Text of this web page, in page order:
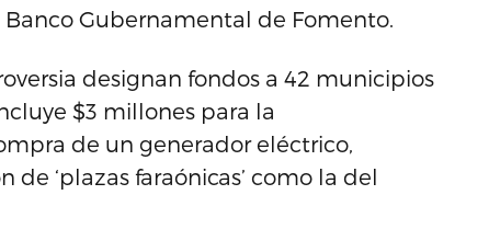
Gubernamental de Fomento.
designan fondos a 42 municipios
$3 millones para la
de un generador eléctrico,
‘plazas faraónicas’ como la del